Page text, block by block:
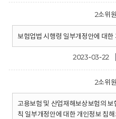
2소위
보험업법 시행령 일부개정안에 대
2023-03-22
2소위
고용보험 및 산업재해보상보험의
칙 일부개정안에 대한 개인정보 침